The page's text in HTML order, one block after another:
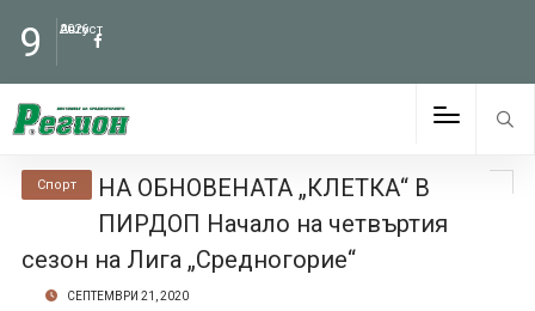
9 Август
2026
Спорт
НА ОБНОВЕНАТА „КЛЕТКА“ В
ПИРДОП Начало на четвъртия
сезон на Лига „Средногорие“
СЕПТЕМВРИ 21, 2020